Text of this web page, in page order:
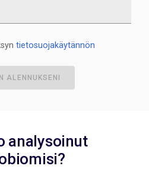
tietosuojakäytännön
ALENNUKSENI
analysoinut